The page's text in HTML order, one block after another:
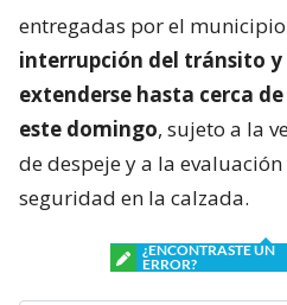
entregadas por el
interrupción del tránsito y
extenderse hasta cerca
este domingo, sujeto a la
de despeje y a la
seguridad en la calzada.
¿ENCONTRASTE UN
ERROR?